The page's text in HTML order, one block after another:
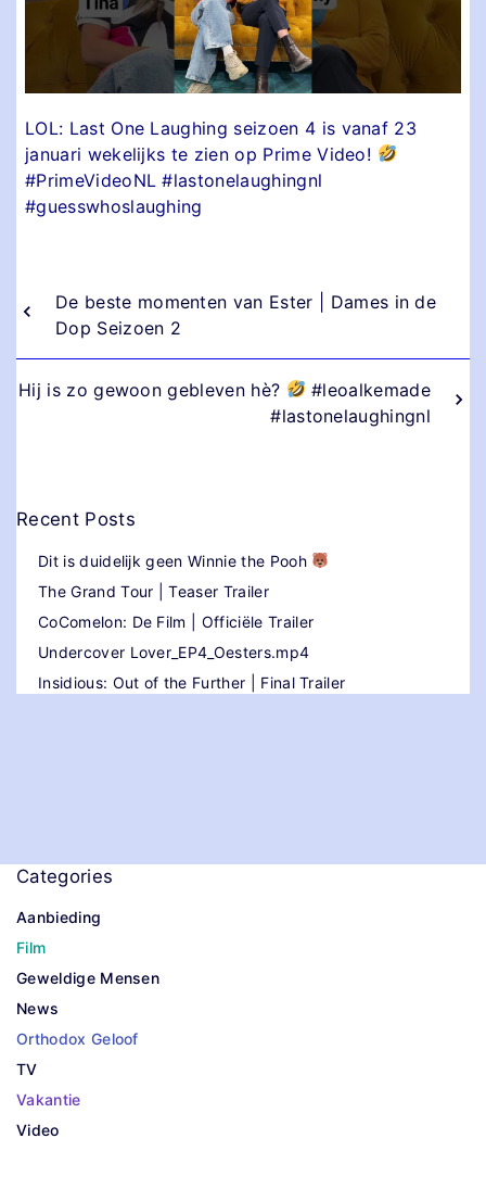
LOL: Last One Laughing seizoen 4 is vanaf 23
januari wekelijks te zien op Prime Video!
#PrimeVideoNL #lastonelaughingnl
#guesswhoslaughing
De beste momenten van Ester | Dames in de
Dop Seizoen 2
Hij is zo gewoon gebleven hè?
#leoalkemade
#lastonelaughingnl
Recent Posts
Dit is duidelijk geen Winnie the Pooh
The Grand Tour | Teaser Trailer
CoComelon: De Film | Officiële Trailer
Undercover Lover_EP4_Oesters.mp4
Insidious: Out of the Further | Final Trailer
Categories
Aanbieding
Film
Geweldige Mensen
News
Orthodox Geloof
TV
Vakantie
Video